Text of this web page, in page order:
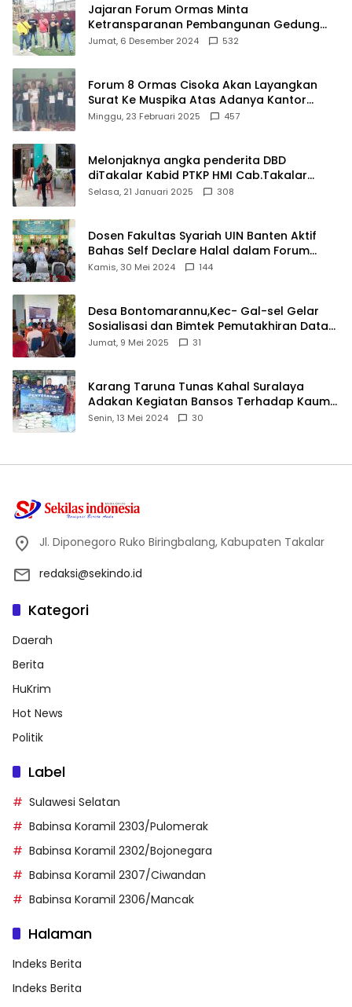
Jajaran Forum Ormas Minta
Ketransparanan Pembangunan Gedung
Damkar Di Kecamatan Cisoka
Jumat, 6 Desember 2024 532
Forum 8 Ormas Cisoka Akan Layangkan
Surat Ke Muspika Atas Adanya Kantor
Matel di Cisoka
Minggu, 23 Februari 2025 457
Melonjaknya angka penderita DBD
diTakalar Kabid PTKP HMI Cab.Takalar
angkat bicara
Selasa, 21 Januari 2025 308
Dosen Fakultas Syariah UIN Banten Aktif
Bahas Self Declare Halal dalam Forum
Ijtima Ulama MUI
Kamis, 30 Mei 2024 144
Desa Bontomarannu,Kec- Gal-sel Gelar
Sosialisasi dan Bimtek Pemutakhiran Data
ID
Jumat, 9 Mei 2025 31
Karang Taruna Tunas Kahal Suralaya
Adakan Kegiatan Bansos Terhadap Kaum
Dhuafa dan Anak Yatim-Piatu
Senin, 13 Mei 2024 30
Jl. Diponegoro Ruko Biringbalang, Kabupaten Takalar
redaksi@sekindo.id
Kategori
Daerah
Berita
HuKrim
Hot News
Politik
Label
Sulawesi Selatan
Babinsa Koramil 2303/Pulomerak
Babinsa Koramil 2302/Bojonegara
Babinsa Koramil 2307/Ciwandan
Babinsa Koramil 2306/Mancak
Halaman
Indeks Berita
Indeks Berita